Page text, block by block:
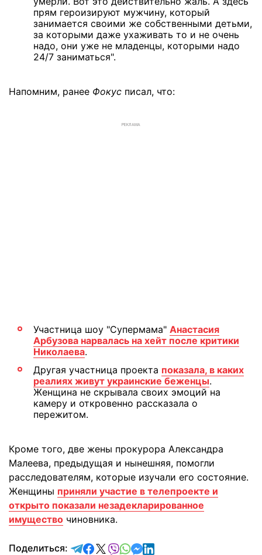
прям героизируют мужчину, который
занимается своими же собственными детьми,
за которыми даже ухаживать то и не очень
надо, они уже не младенцы, которыми надо
24/7 заниматься".
Напомним, ранее Фокус писал, что:
РЕКЛАМА
Участница шоу "Супермама" Анастасия
Арбузова нарвалась на хейт после критики
Николаева.
Другая участница проекта показала, в каких
реалиях живут украинские беженцы.
Женщина не скрывала своих эмоций на
камеру и откровенно рассказала о
пережитом.
Кроме того, две жены прокурора Александра
Малеева, предыдущая и нынешняя, помогли
расследователям, которые изучали его состояние.
Женщины приняли участие в телепроекте и
открыто показали незадекларированное
имущество чиновника.
Поделиться: отправить в Telegram
поделиться в Facebook
поделиться в X
отправить в Viber
отправить в Whatsapp
отправить в Messenger
отправить в LinkedIn